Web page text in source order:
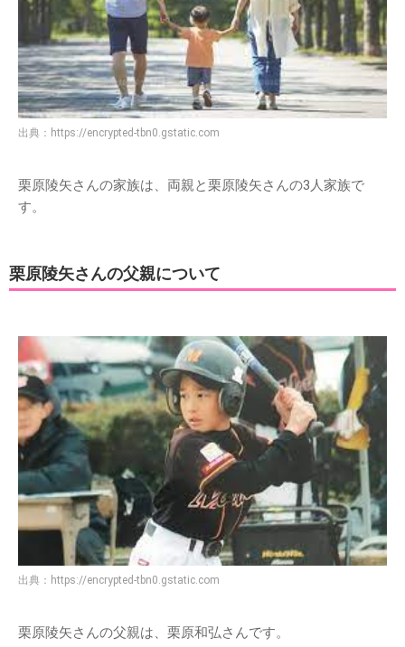
出典： https://encrypted-tbn0.gstatic.com
栗原陵矢さんの家族は、両親と栗原陵矢さんの3人家族で
す。
栗原陵矢さんの父親について
出典： https://encrypted-tbn0.gstatic.com
栗原陵矢さんの父親は、栗原和弘さんです。